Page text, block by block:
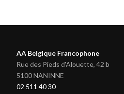
AA Belgique Francophone
Rue des Pieds d'Alouette, 42 b
5100 NANINNE
02 511 40 30